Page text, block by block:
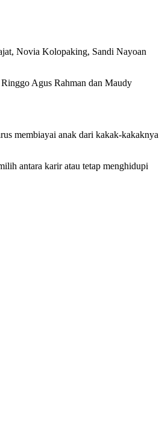
Novia Kolopaking, Sandi Nayoan
Agus Rahman dan Maudy
membiayai anak dari kakak-kakaknya
antara karir atau tetap menghidupi